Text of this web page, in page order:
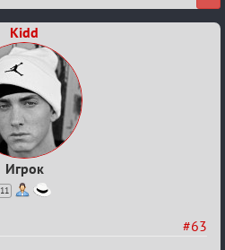
Kidd
Игрок
11
#63